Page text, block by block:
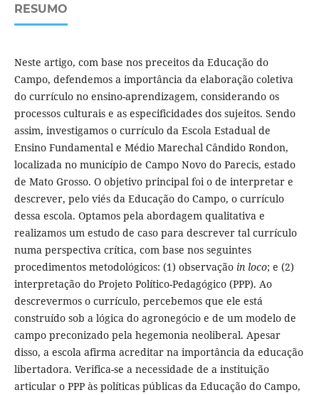
RESUMO
Neste artigo, com base nos preceitos da Educação do
Campo, defendemos a importância da elaboração coletiva
do currículo no ensino-aprendizagem, considerando os
processos culturais e as especificidades dos sujeitos. Sendo
assim, investigamos o currículo da Escola Estadual de
Ensino Fundamental e Médio Marechal Cândido Rondon,
localizada no município de Campo Novo do Parecis, estado
de Mato Grosso. O objetivo principal foi o de interpretar e
descrever, pelo viés da Educação do Campo, o currículo
dessa escola. Optamos pela abordagem qualitativa e
realizamos um estudo de caso para descrever tal currículo
numa perspectiva crítica, com base nos seguintes
procedimentos metodológicos: (1) observação in loco; e (2)
interpretação do Projeto Político-Pedagógico (PPP). Ao
descrevermos o currículo, percebemos que ele está
construído sob a lógica do agronegócio e de um modelo de
campo preconizado pela hegemonia neoliberal. Apesar
disso, a escola afirma acreditar na importância da educação
libertadora. Verifica-se a necessidade de a instituição
articular o PPP às políticas públicas da Educação do Campo,